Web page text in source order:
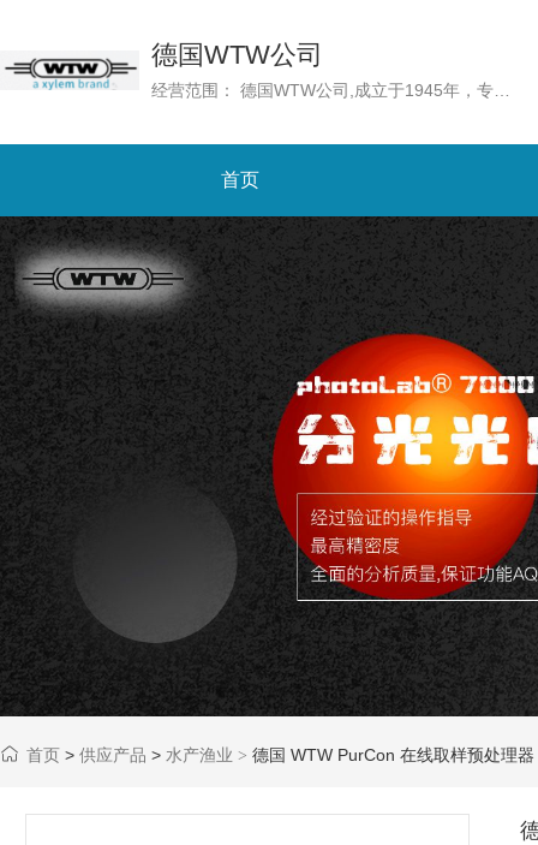
德国WTW公司
首页
首页 > 供应产品 > 水产渔业 > 德国 WTW PurCon 在线取样预处理器